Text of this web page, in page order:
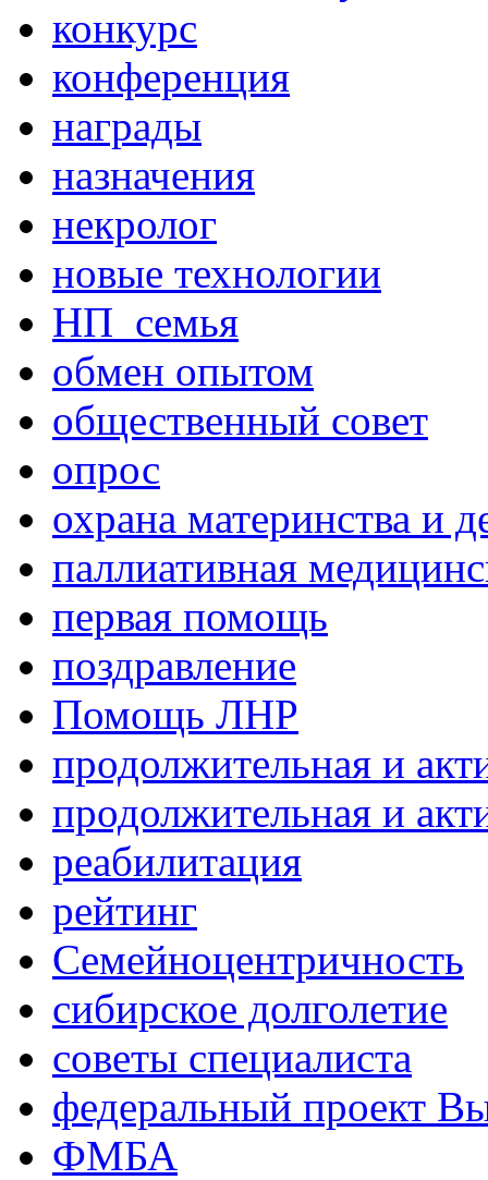
конкурс
конференция
награды
назначения
некролог
новые технологии
НП_семья
обмен опытом
общественный совет
опрос
охрана материнства и
паллиативная
первая помощь
поздравление
Помощь ЛНР
продолжительная и
продолжительная и
реабилитация
рейтинг
Семейноцентричность
сибирское долголетие
советы специалиста
федеральный проект
ФМБА